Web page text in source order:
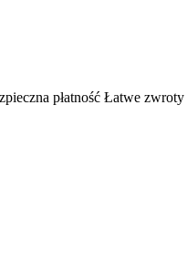
płatność Łatwe zwroty